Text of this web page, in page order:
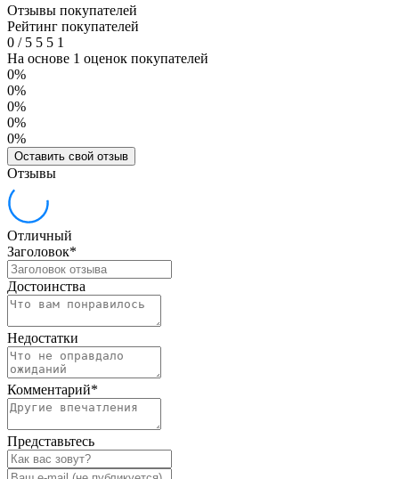
Отзывы покупателей
Рейтинг покупателей
0 /5 5 5 1
На основе 1 оценок покупателей
0%
0%
0%
0%
0%
Оставить свой отзыв
Отзывы
Отличный
Заголовок*
Достоинства
Недостатки
Комментарий*
Представьтесь